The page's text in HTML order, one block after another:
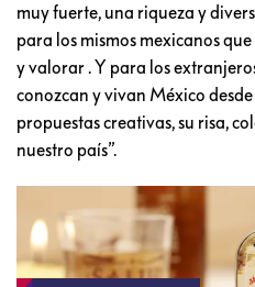
muy fuerte, una riqueza y
para los mismos mexicanos
y valorar . Y para los
conozcan y vivan México
propuestas creativas, su risa,
nuestro país”.